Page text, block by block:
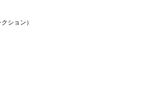
ション）